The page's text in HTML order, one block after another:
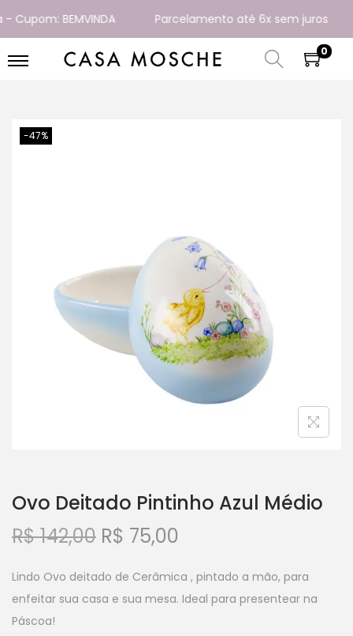
BEMVINDA Parcelamento até 6x sem juros
0
-47%
Ovo Deitado Pintinho Azul Médio
R$142,00 R$ 75,00
Lindo Ovo deitado de Cerâmica , pintado a mão, para
enfeitar sua casa e sua mesa. Ideal para presentear na
Páscoa!